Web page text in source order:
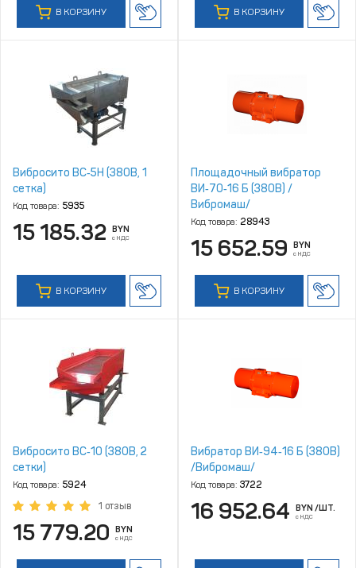
В КОРЗИНУ В КОРЗИНУ
Вибросито ВС‑5Н (380В, 1
сетка)
Код товара: 5935
15 185.32 BYN
с НДС
В КОРЗИНУ
Площадочный вибратор
ВИ‑70‑16 Б (380В) /
Вибромаш/
Код товара: 28943
15 652.59 BYN
с НДС
В КОРЗИНУ
Вибросито ВС‑10 (380В, 2
сетки)
Код товара: 5924
1 отзыв
15 779.20 BYN
с НДС
Вибратор ВИ‑94‑16 Б (380В)
/Вибромаш/
Код товара: 3722
16 952.64 BYN /ШТ.
с НДС